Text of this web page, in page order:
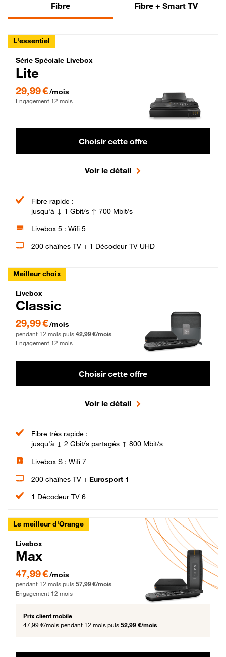
Fibre Fibre + Smart TV
L'essentiel
Série Spéciale Livebox Lite Fibre
Série Spéciale Livebox
Lite
29,99 €/mois
Engagement 12 mois
Choisir cette offre
Voir le détail
Fibre rapide :
jusqu'à ↓ 1 Gbit/s ↑ 700 Mbit/s
Livebox 5 : Wifi 5
200 chaînes TV + 1 Décodeur TV UHD
Meilleur choix
Livebox Classic Fibre
Livebox
Classic
29,99 € par mois pendant 12 mois puis 42,99 € par mois, Engagement 12 mois
29,99 €/mois
pendant 12 mois puis 42,99 €/mois
Engagement 12 mois
Choisir cette offre
Voir le détail
Fibre très rapide :
jusqu'à ↓ 2 Gbit/s partagés ↑ 800 Mbit/s
Livebox S : Wifi 7
200 chaînes TV + Eurosport 1
1 Décodeur TV 6
Le meilleur d'Orange
Livebox Max Fibre
Livebox
Max
47,99 € par mois pendant 12 mois puis 57,99 € par mois, Engagement 12 mois
47,99 €/mois
pendant 12 mois puis 57,99 €/mois
Engagement 12 mois
Prix client mobile
47,99 €/mois pendant 12 mois puis 52,99 €/mois